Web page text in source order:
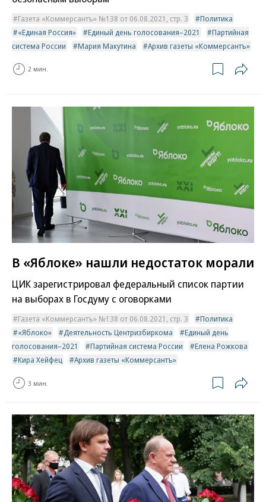
Газета «Коммерсантъ» №138 от 06.08.2021, стр. 3
Политика
«Единая Россия»
Единый день голосования–2021
Партийная
система России
Мария Макутина Архив газеты «Коммерсантъ»
2 мин.
В «Яблоке» нашли недостаток морали
ЦИК зарегистрировал федеральный список партии
на выборах в Госдуму с оговорками
Газета «Коммерсантъ» №138 от 06.08.2021, стр. 3
Политика
«Яблоко»
Деятельность Центризбиркома
Единый день
голосования–2021
Партийная система России
Елена Рожкова
Кира Хейфец
Архив газеты «Коммерсантъ»
3 мин.